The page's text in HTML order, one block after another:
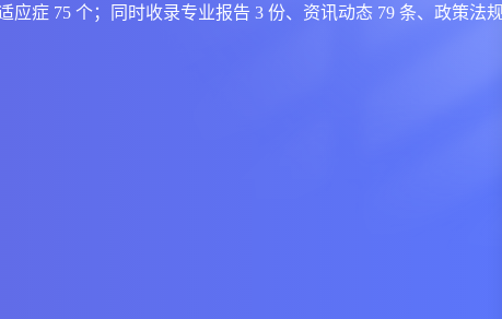
交易并购
人事变动
应症 75 个；同时收录专业报告 3 份、资讯动态 79 条、政策法